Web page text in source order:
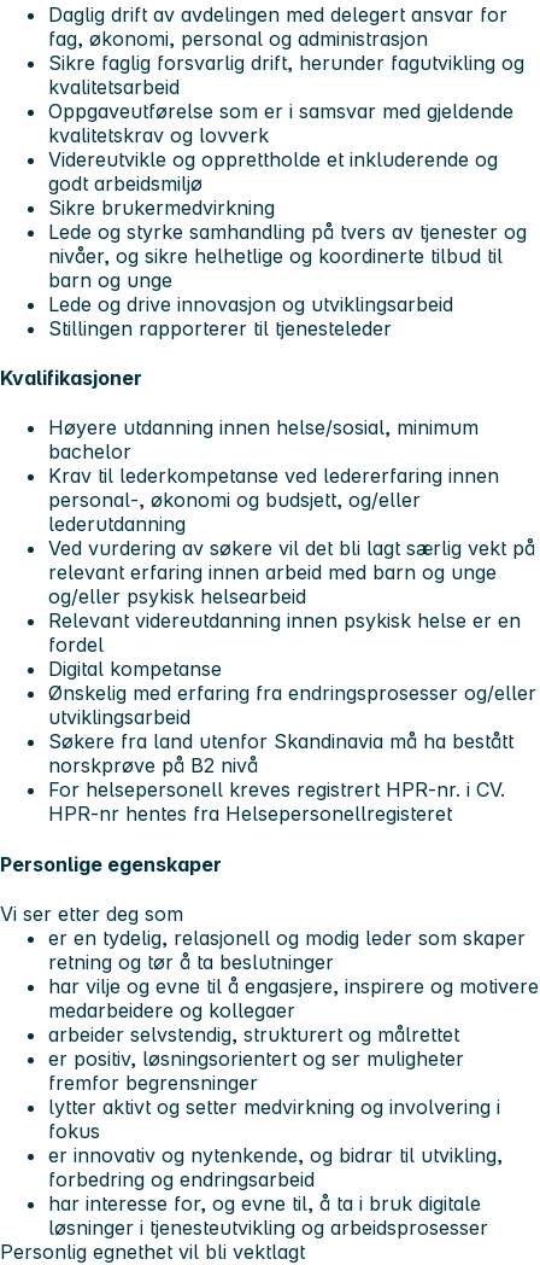
Daglig drift av avdelingen med delegert ansvar for
fag, økonomi, personal og administrasjon
Sikre faglig forsvarlig drift, herunder fagutvikling og
kvalitetsarbeid
Oppgaveutførelse som er i samsvar med gjeldende
kvalitetskrav og lovverk
Videreutvikle og opprettholde et inkluderende og
godt arbeidsmiljø
Sikre brukermedvirkning
Lede og styrke samhandling på tvers av tjenester og
nivåer, og sikre helhetlige og koordinerte tilbud til
barn og unge
Lede og drive innovasjon og utviklingsarbeid
Stillingen rapporterer til tjenesteleder
Kvalifikasjoner
Høyere utdanning innen helse/sosial, minimum
bachelor
Krav til lederkompetanse ved ledererfaring innen
personal-, økonomi og budsjett, og/eller
lederutdanning
Ved vurdering av søkere vil det bli lagt særlig vekt på
relevant erfaring innen arbeid med barn og unge
og/eller psykisk helsearbeid
Relevant videreutdanning innen psykisk helse er en
fordel
Digital kompetanse
Ønskelig med erfaring fra endringsprosesser og/eller
utviklingsarbeid
Søkere fra land utenfor Skandinavia må ha bestått
norskprøve på B2 nivå
For helsepersonell kreves registrert HPR-nr. i CV.
HPR-nr hentes fra Helsepersonellregisteret
Personlige egenskaper
Vi ser etter deg som
er en tydelig, relasjonell og modig leder som skaper
retning og tør å ta beslutninger
har vilje og evne til å engasjere, inspirere og motivere
medarbeidere og kollegaer
arbeider selvstendig, strukturert og målrettet
er positiv, løsningsorientert og ser muligheter
fremfor begrensninger
lytter aktivt og setter medvirkning og involvering i
fokus
er innovativ og nytenkende, og bidrar til utvikling,
forbedring og endringsarbeid
har interesse for, og evne til, å ta i bruk digitale
løsninger i tjenesteutvikling og arbeidsprosesser
Personlig egnethet vil bli vektlagt